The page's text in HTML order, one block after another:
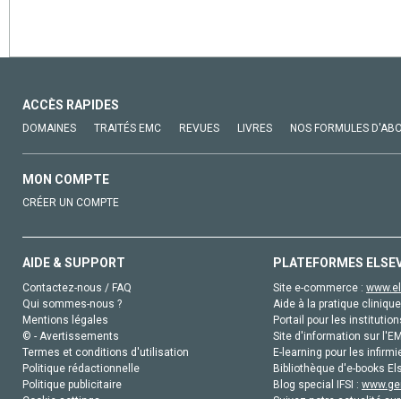
ACCÈS RAPIDES
DOMAINES TRAITÉS EMC REVUES LIVRES NOS FORMULES
MON COMPTE
CRÉER UN COMPTE
AIDE & SUPPORT
Contactez-nous / FAQ
Qui sommes-nous ?
Mentions légales
© - Avertissements
Termes et conditions d'utilisation
Politique rédactionnelle
Politique publicitaire
PLATEFORMES
Site e-commerce :
Aide à la pratique
Portail pour les
Site d'information sur
E-learning pour les
Bibliothèque d'e-books
Blog special IFSI :